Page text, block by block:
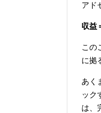
アド
収益
この
に拠
あく
ック
は、